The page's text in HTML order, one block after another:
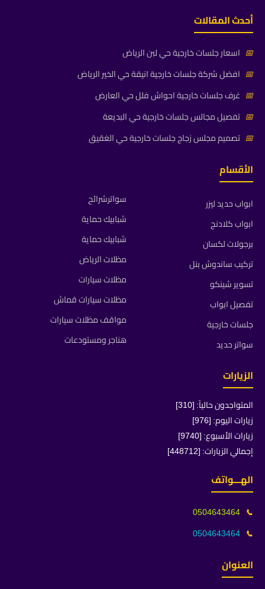
أحدث المقالات
📅 اسعار جلسات خارجية حي لبن الرياض
📅 افضل شركة جلسات خارجية انيقة حي الخير الرياض
📅 غرف جلسات خارجية احواش فلل حي العارض
📅 تفصيل مجالس جلسات خارجية حي البديعة
📅 تصميم مجلس زجاج جلسات خارجية حي الغقيق
الأقسام
ابواب حديد ليزر
ابواب كلادنج
برجولات لكسان
تركيب ساندوش بنل
تسوير شينكو
تفصيل ابواب
جلسات خارجية
سواتر حديد
سواترشرائح
شبابيك حماية
شبابيك حماية
مظلات الرياض
مظلات سيارات
مظلات سيارات قماش
مواقف مظلات سيارات
هناجر ومستودعات
الزيارات
المتواجدون حالياً: [310]
زيارات اليوم: [976]
زيارات الأسبوع: [9740]
إجمالي الزيارات: [448712]
الهـــواتف
📞
0504643464
📞
0504643464
العنوان